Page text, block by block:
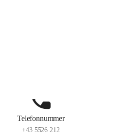
Telefonnummer
+43 5526 212